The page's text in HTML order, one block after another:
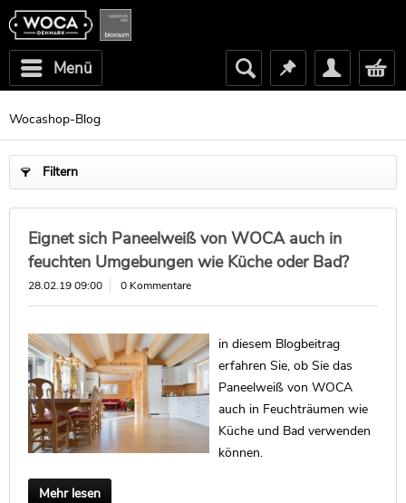
Menü
Wocashop-Blog
Filtern
Eignet sich Paneelweiß von WOCA auch in
feuchten Umgebungen wie Küche oder Bad?
28.02.19 09:00 0 Kommentare
in diesem Blogbeitrag
erfahren Sie, ob Sie das
Paneelweiß von WOCA
auch in Feuchträumen wie
Küche und Bad verwenden
können.
Mehr lesen